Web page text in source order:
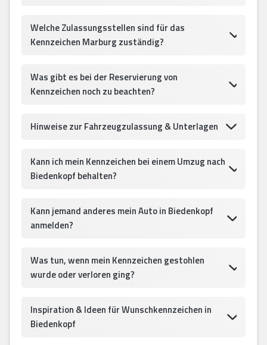
Welche Zulassungsstellen sind für das
Kennzeichen Marburg zuständig?
Was gibt es bei der Reservierung von
Kennzeichen noch zu beachten?
Hinweise zur Fahrzeugzulassung & Unterlagen
Kann ich mein Kennzeichen bei einem Umzug nach
Biedenkopf behalten?
Kann jemand anderes mein Auto in Biedenkopf
anmelden?
Was tun, wenn mein Kennzeichen gestohlen
wurde oder verloren ging?
Inspiration & Ideen für Wunschkennzeichen in
Biedenkopf